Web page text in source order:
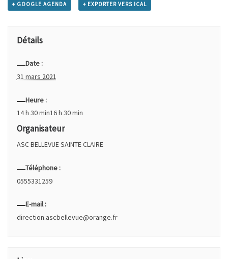
+ GOOGLE AGENDA + EXPORTER VERS ICAL
Détails
Date :
31 mars 2021
Heure :
14 h 30 min16 h 30 min
Organisateur
ASC BELLEVUE SAINTE CLAIRE
Téléphone :
0555331259
E-mail :
direction.ascbellevue@orange.fr